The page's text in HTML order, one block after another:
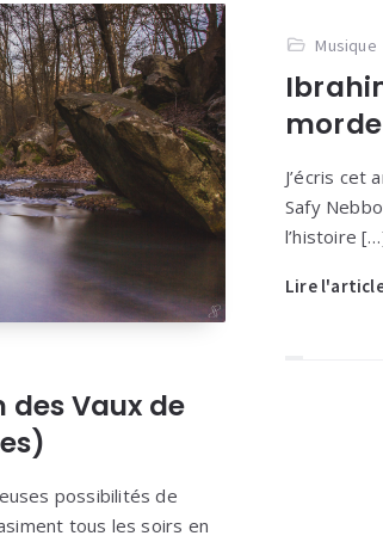
Vaux de
possibilités de
tous les soirs en
Musique
J’écris cet
Safy
l’histoire
Lire